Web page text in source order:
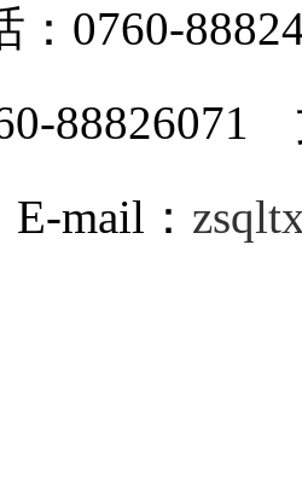
：0760-
88826071
mail：